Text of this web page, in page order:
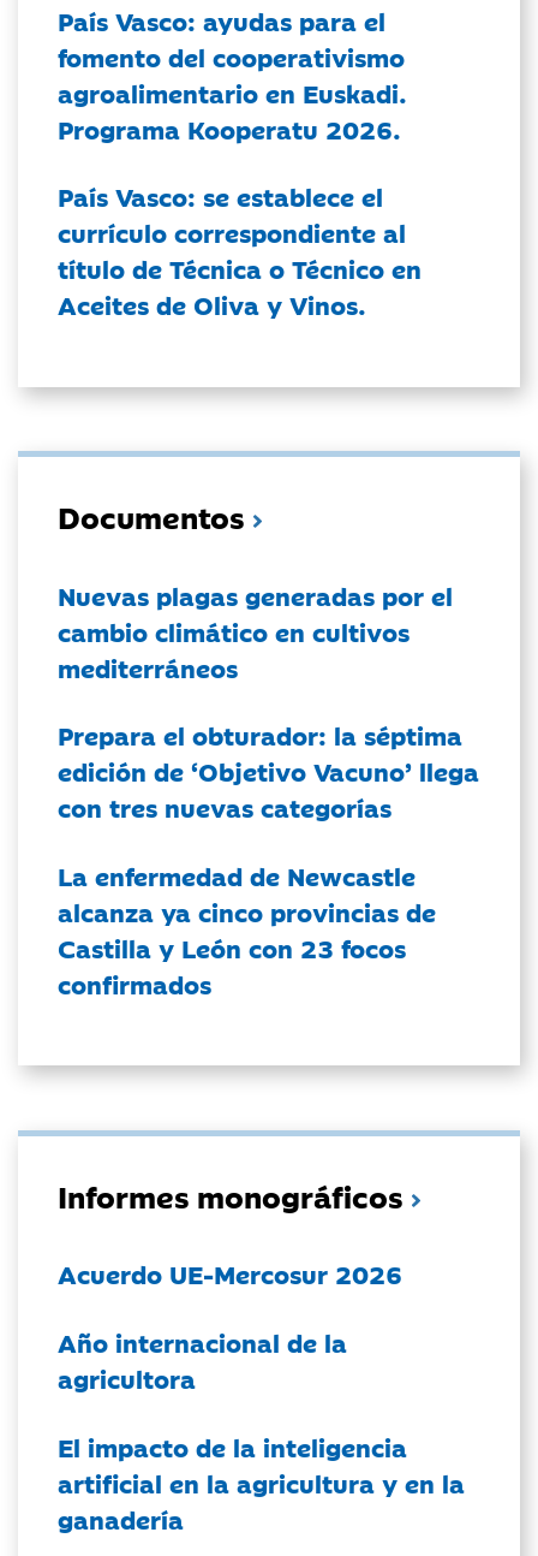
País Vasco: ayudas para el
fomento del cooperativismo
agroalimentario en Euskadi.
Programa Kooperatu 2026.
País Vasco: se establece el
currículo correspondiente al
título de Técnica o Técnico en
Aceites de Oliva y Vinos.
Documentos
Nuevas plagas generadas por el
cambio climático en cultivos
mediterráneos
Prepara el obturador: la séptima
edición de ‘Objetivo Vacuno’ llega
con tres nuevas categorías
La enfermedad de Newcastle
alcanza ya cinco provincias de
Castilla y León con 23 focos
confirmados
Informes monográficos
Acuerdo UE-Mercosur 2026
Año internacional de la
agricultora
El impacto de la inteligencia
artificial en la agricultura y en la
ganadería